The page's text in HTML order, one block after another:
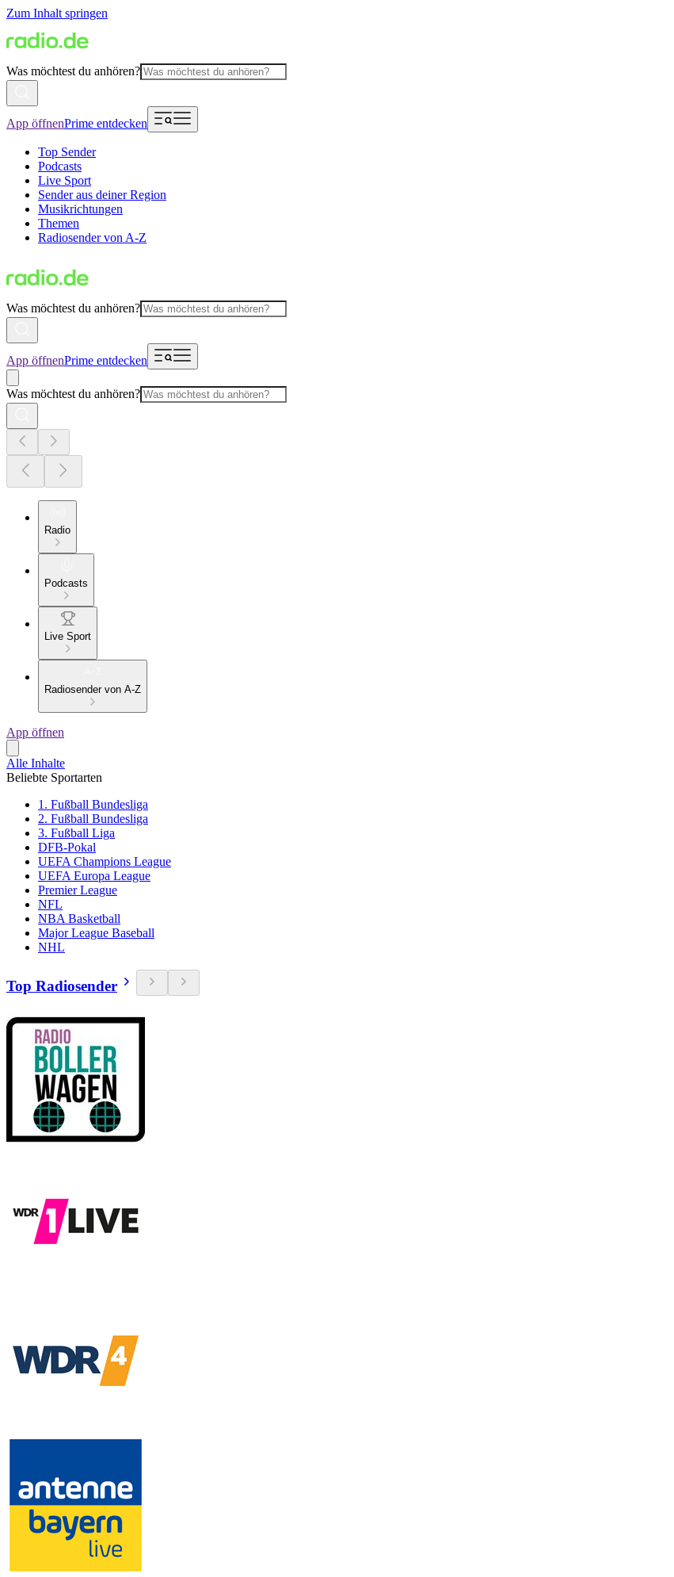
Zum Inhalt springen
Was möchtest du anhören?
App öffnenPrime entdecken
Top Sender
Podcasts
Live Sport
Sender aus deiner Region
Musikrichtungen
Themen
Radiosender von A-Z
Was möchtest du anhören?
App öffnenPrime entdecken
Was möchtest du anhören?
Radio
Podcasts
Live Sport
Radiosender von A-Z
App öffnen
Alle Inhalte
Beliebte Sportarten
1. Fußball Bundesliga
2. Fußball Bundesliga
3. Fußball Liga
DFB-Pokal
UEFA Champions League
UEFA Europa League
Premier League
NFL
NBA Basketball
Major League Baseball
NHL
Top Radiosender